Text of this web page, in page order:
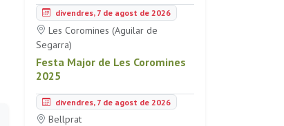
divendres, 7 de agost de 2026
Les Coromines (Aguilar de
Segarra)
Festa Major de Les Coromines
2025
divendres, 7 de agost de 2026
Bellprat